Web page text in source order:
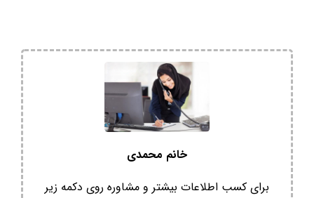
خانم محمدی
برای کسب اطلاعات بیشتر و مشاوره روی دکمه زیر